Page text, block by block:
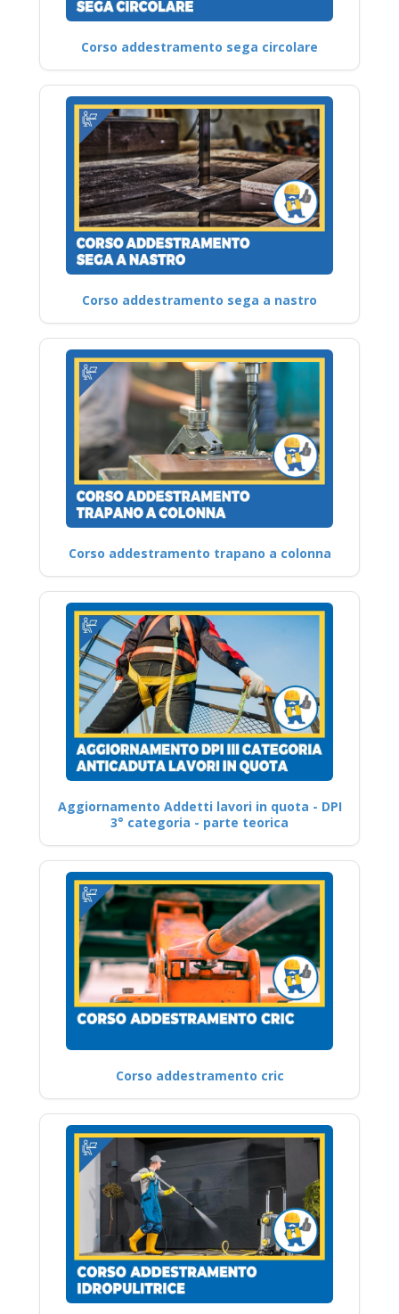
Corso addestramento sega circolare
Corso addestramento sega a nastro
Corso addestramento trapano a colonna
Aggiornamento Addetti lavori in quota - DPI
3° categoria - parte teorica
Corso addestramento cric